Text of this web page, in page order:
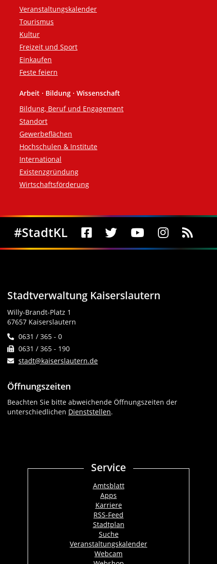
Veranstaltungskalender
Tourismus
Kultur
Freizeit und Sport
Einkaufen
Feste feiern
Arbeit · Bildung · Wissenschaft
Bildung, Beruf und Engagement
Standort
Gewerbeflächen
Hochschulen & Institute
International
Existenzgründung
Wirtschaftsförderung
Social Media
#StadtKL
Stadtverwaltung Kaiserslautern
Willy-Brandt-Platz 1
67657 Kaiserslautern
0631 / 365 - 0
0631 / 365 - 190
stadt@kaiserslautern.de
Öffnungszeiten
Beachten Sie bitte abweichende Öffnungszeiten der
unterschiedlichen Dienststellen.
Service
Amtsblatt
Apps
Karriere
RSS-Feed
Stadtplan
Suche
Veranstaltungskalender
Webcam